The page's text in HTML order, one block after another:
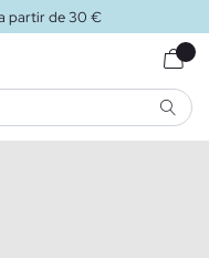
partir de 30 €